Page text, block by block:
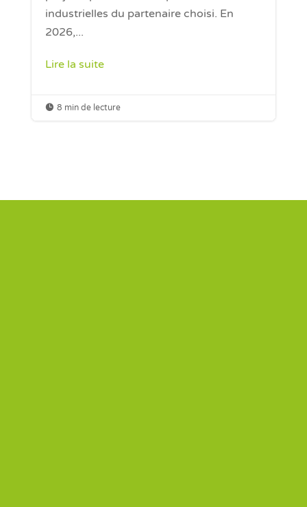
industrielles du partenaire choisi. En
2026,...
Lire la suite
 8 min de lecture